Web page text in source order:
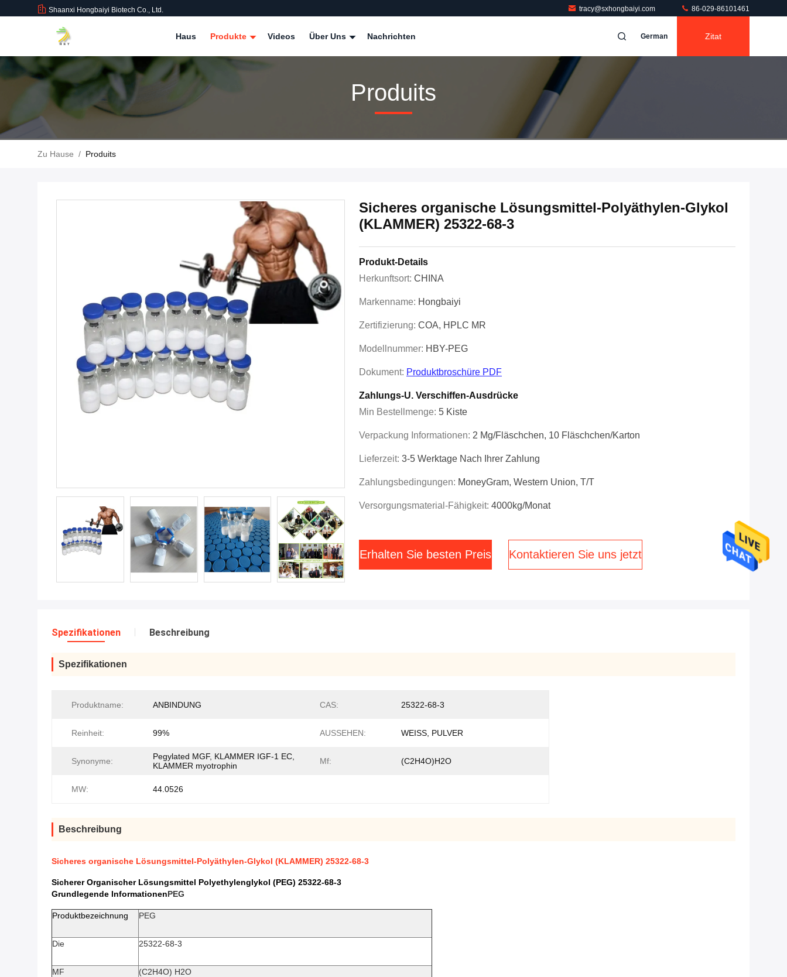
Shaanxi Hongbaiyi Biotech Co., Ltd. tracy@sxhongbaiyi.com 86-029-86101461
Haus Produkte Videos Über Uns Nachrichten German Zitat
Produits
Zu Hause / Produits
Sicheres organische Lösungsmittel-Polyäthylen-Glykol
(KLAMMER) 25322-68-3
Produkt-Details
Herkunftsort: CHINA
Markenname: Hongbaiyi
Zertifizierung: COA, HPLC MR
Modellnummer: HBY-PEG
Dokument: Produktbroschüre PDF
Zahlungs-U. Verschiffen-Ausdrücke
Min Bestellmenge: 5 Kiste
Verpackung Informationen: 2 Mg/Fläschchen, 10 Fläschchen/Karton
Lieferzeit: 3-5 Werktage Nach Ihrer Zahlung
Zahlungsbedingungen: MoneyGram, Western Union, T/T
Versorgungsmaterial-Fähigkeit: 4000kg/Monat
Erhalten Sie besten Preis Kontaktieren Sie uns jetzt
Spezifikationen Beschreibung
Spezifikationen
Produktname: ANBINDUNG CAS: 25322-68-3
Reinheit: 99% AUSSEHEN: WEISS, PULVER
Synonyme:
Pegylated MGF, KLAMMER IGF-1 EC,
KLAMMER myotrophin
Mf: (C2H4O)H2O
MW: 44.0526
Beschreibung
Sicheres organische Lösungsmittel-Polyäthylen-Glykol (KLAMMER) 25322-68-3
Sicherer Organischer Lösungsmittel Polyethylenglykol (PEG) 25322-68-3
Grundlegende InformationenPEG
Produktbezeichnung PEG
Die 25322-68-3
MF (C2H4O) H2O